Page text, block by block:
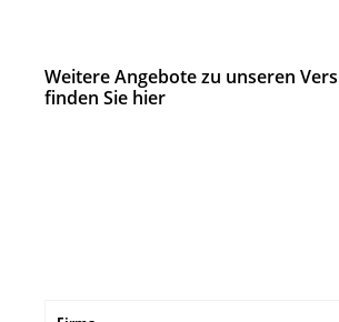
Weitere Angebote zu unseren
finden Sie hier